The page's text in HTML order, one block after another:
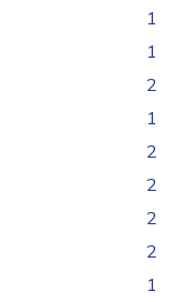
1
1
2
1
2
2
2
2
1